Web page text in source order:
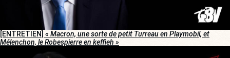
[ENTRETIEN] « Macron, une sorte de petit Turreau en Playmobil, et
Mélenchon, le Robespierre en keffieh »